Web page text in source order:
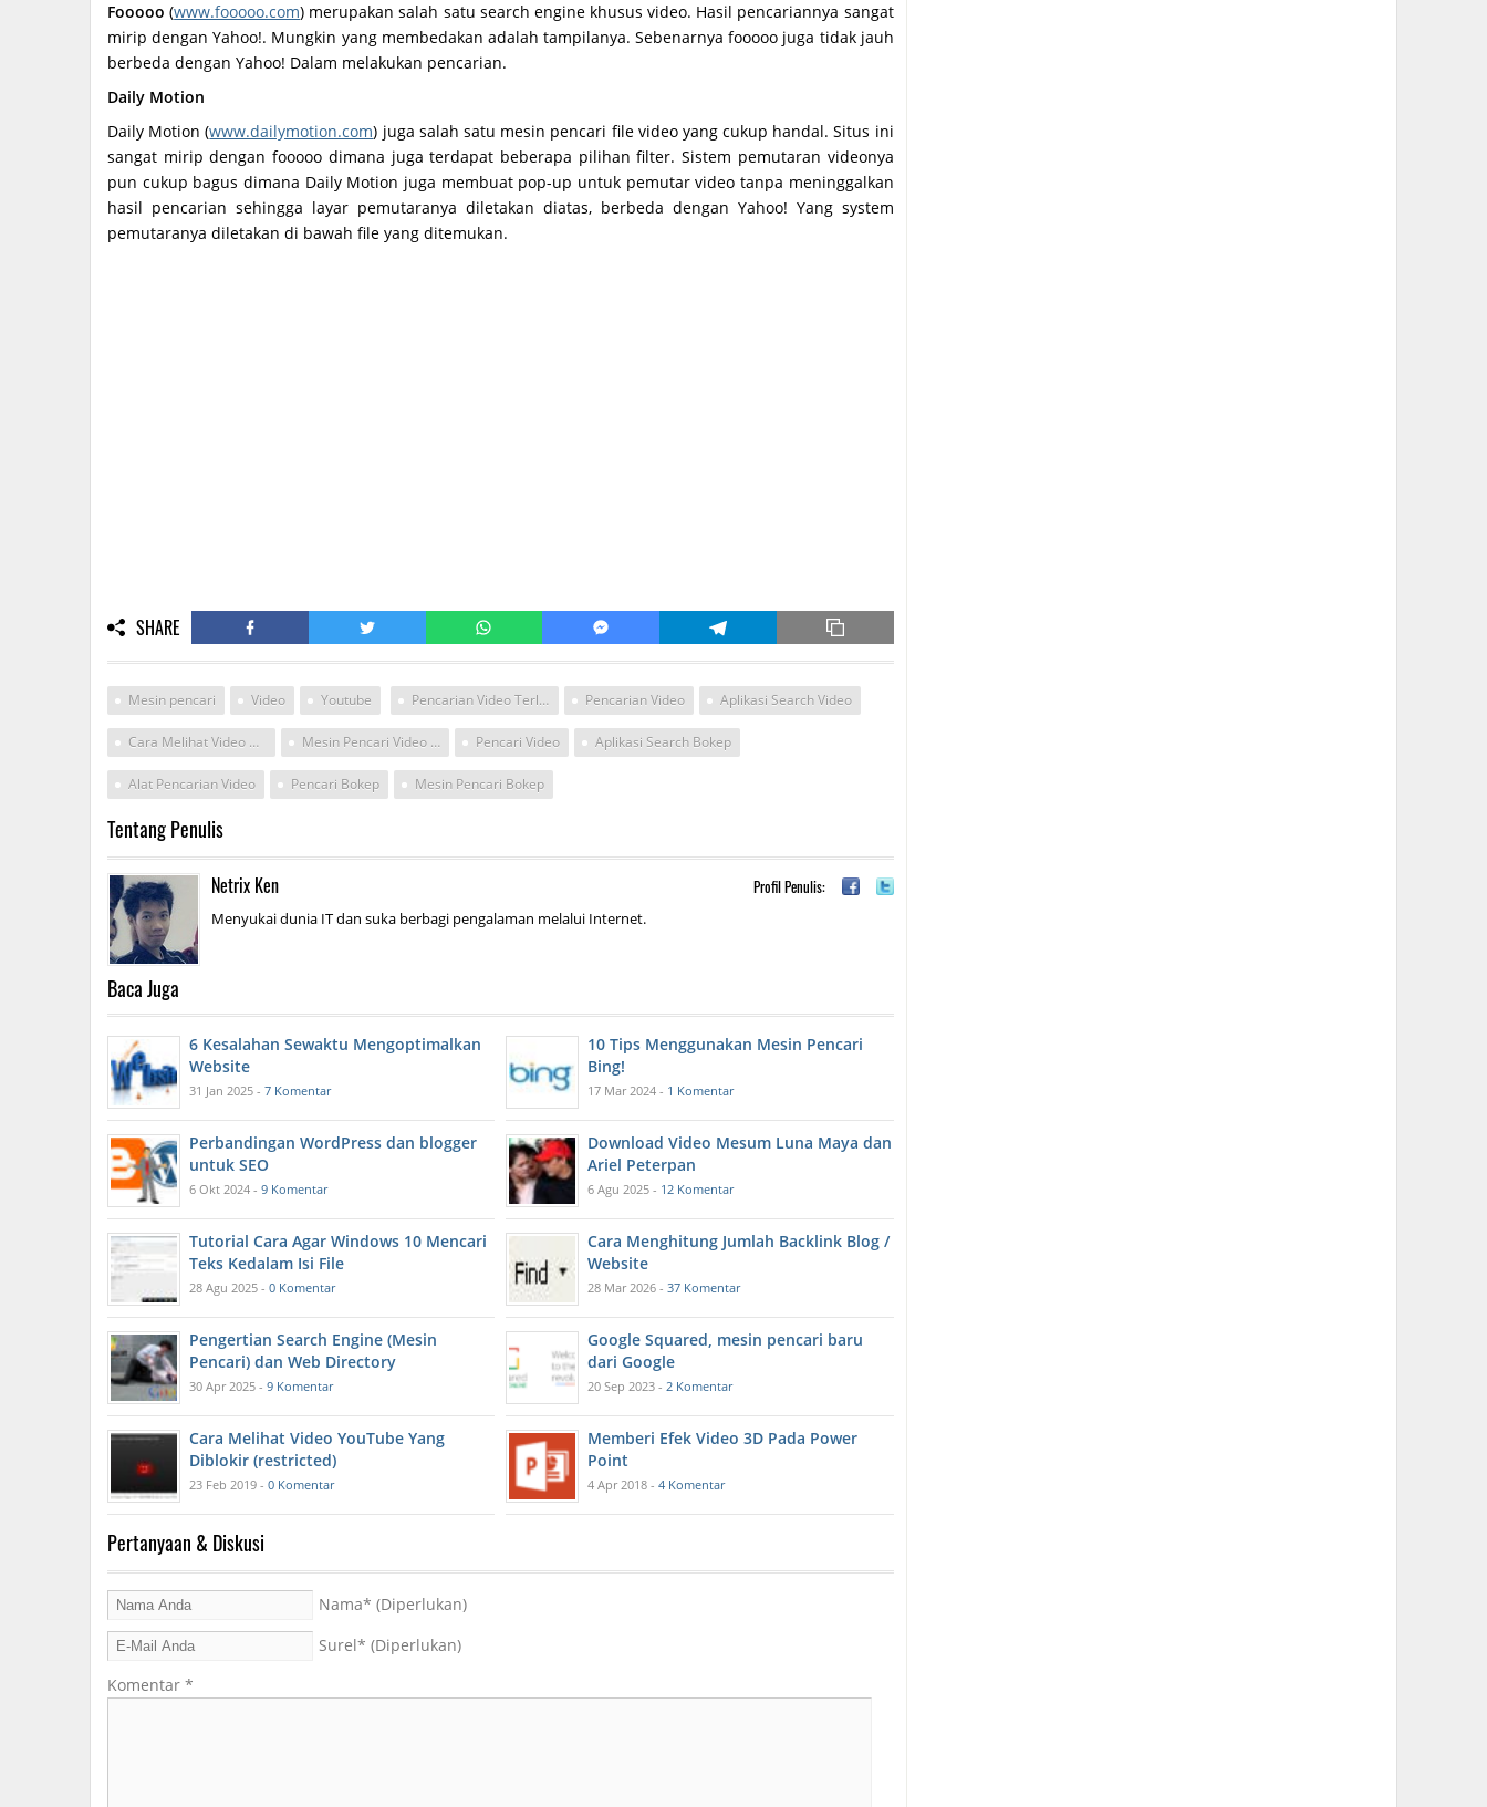
Fooooo(www.fooooo.com) merupakan salah satu search engine khusus video. Hasil pencariannya sangat
mirip dengan Yahoo!. Mungkin yang membedakan adalah tampilanya. Sebenarnya fooooo juga tidak jauh
berbeda dengan Yahoo! Dalam melakukan pencarian.
Daily Motion
Daily Motion (www.dailymotion.com) juga salah satu mesin pencari file video yang cukup handal. Situs ini
sangat mirip dengan fooooo dimana juga terdapat beberapa pilihan filter. Sistem pemutaran videonya
pun cukup bagus dimana Daily Motion juga membuat pop-up untuk pemutar video tanpa meninggalkan
hasil pencarian sehingga layar pemutaranya diletakan diatas, berbeda dengan Yahoo! Yang system
pemutaranya diletakan di bawah file yang ditemukan.
SHARE
Mesin pencari Video Youtube Pencarian Video Terlengkap Pencarian Video Aplikasi Search Video
Cara Melihat Video Di Altavista Mesin Pencari Video Porno Pencari Video Aplikasi Search Bokep
Alat Pencarian Video Pencari Bokep Mesin Pencari Bokep
Tentang Penulis
Netrix Ken Profil Penulis:
Menyukai dunia IT dan suka berbagi pengalaman melalui Internet.
Baca Juga
6 Kesalahan Sewaktu Mengoptimalkan
Website
31 Jan 2025 - 7 Komentar
10 Tips Menggunakan Mesin Pencari
Bing!
17 Mar 2024 - 1 Komentar
Perbandingan WordPress dan blogger
untuk SEO
6 Okt 2024 - 9 Komentar
Download Video Mesum Luna Maya dan
Ariel Peterpan
6 Agu 2025 - 12 Komentar
Tutorial Cara Agar Windows 10 Mencari
Teks Kedalam Isi File
28 Agu 2025 - 0 Komentar
Cara Menghitung Jumlah Backlink Blog /
Website
28 Mar 2026 -37 Komentar
Pengertian Search Engine (Mesin
Pencari) dan Web Directory
30 Apr 2025 - 9 Komentar
Google Squared, mesin pencari baru
dari Google
20 Sep 2023 -2 Komentar
Cara Melihat Video YouTube Yang
Diblokir (restricted)
23 Feb 2019 - 0 Komentar
Memberi Efek Video 3D Pada Power
Point
4 Apr 2018 -4 Komentar
Pertanyaan & Diskusi
Nama* (Diperlukan)
Surel* (Diperlukan)
Komentar *